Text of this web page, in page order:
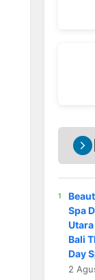
Spa
Bali
Day
2